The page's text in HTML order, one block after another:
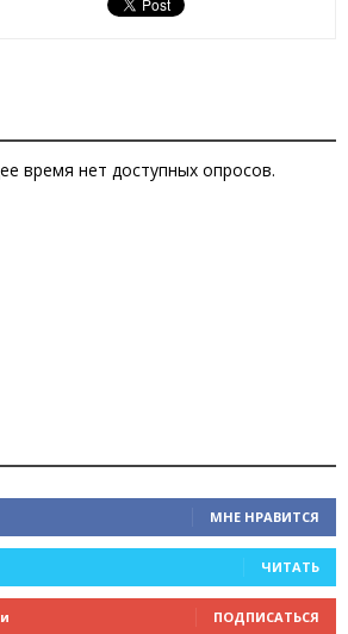
время нет доступных опросов.
МНЕ НРАВИТСЯ
ЧИТАТЬ
ПОДПИСАТЬСЯ